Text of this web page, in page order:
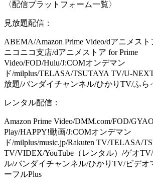
〈配信プラットフォーム一覧〉
見放題配信：
ABEMA/Amazon Prime Video/dアニメス
ニコニコ支店/dアニメストア for Prime
Video/FOD/Hulu/J:COMオンデマン
ド/milplus/TELASA/TSUTAYA TV/U-
放題/バンダイチャンネル/ひかりTV/ふら
レンタル配信：
Amazon Prime Video/DMM.com/FOD/
Play/HAPPY!動画/J:COMオンデマン
ド/milplus/music.jp/Rakuten TV/TELASA/
TV/VIDEX/YouTube（レンタル）/ゲオ
ル/バンダイチャンネル/ひかりTV/ビデオ
ーフルPlus